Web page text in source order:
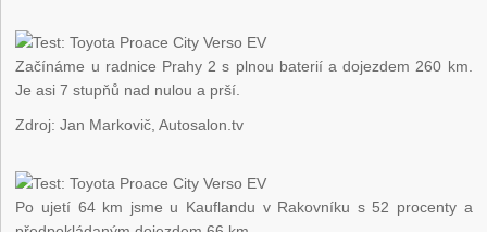
Začínáme u radnice Prahy 2 s plnou baterií a dojezdem 260 km.
Je asi 7 stupňů nad nulou a prší.
Zdroj: Jan Markovič, Autosalon.tv
Po ujetí 64 km jsme u Kauflandu v Rakovníku s 52 procenty a